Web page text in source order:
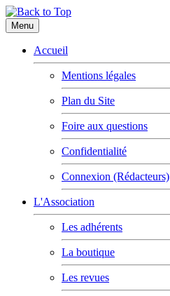
Menu
Accueil
Mentions légales
Plan du Site
Foire aux questions
Confidentialité
Connexion (Rédacteurs)
L'Association
Les adhérents
La boutique
Les revues